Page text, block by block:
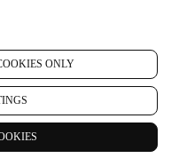
ONLY
o conteúdo das nossas
pixels de
em combinação com os seus
que subscrever as
personalizadas. Usaremos
publicidade em outros
específico, adaptar o